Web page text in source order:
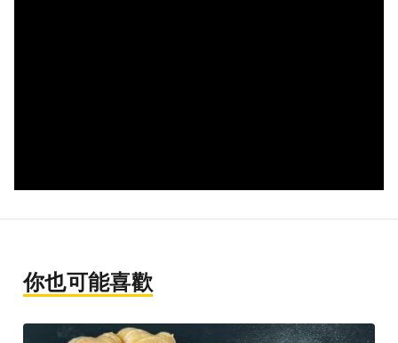
你也可能喜歡